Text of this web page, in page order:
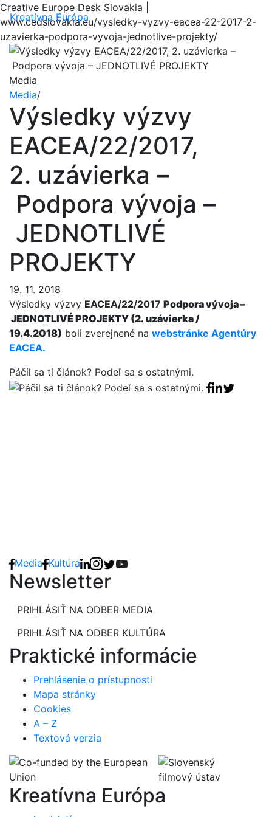
Creative Europe Desk Slovakia |
www.cedslovakia.eu/vysledky-vyzvy-eacea-22-2017-2-
uzavierka-podpora-vyvoja-jednotlive-projekty/
Kreatívna Európa
Media
Media/
Výsledky výzvy
EACEA/22/2017,
2. uzávierka –
Podpora vývoja –
JEDNOTLIVÉ
PROJEKTY
19. 11. 2018
Výsledky výzvy EACEA/22/2017 Podpora vývoja –
JEDNOTLIVÉ PROJEKTY (2. uzávierka /
19.4.2018) boli zverejnené na webstránke Agentúry
EACEA.
Páčil sa ti článok? Podeľ sa s ostatnými.
Facebook
Linkedin
Tweet
Media Kultúra
Newsletter
PRIHLÁSIŤ NA ODBER MEDIA
PRIHLÁSIŤ NA ODBER KULTÚRA
Praktické informácie
Prehlásenie o prístupnosti
Mapa stránky
Cookies
A – Z
Textová verzia
Kreatívna Európa